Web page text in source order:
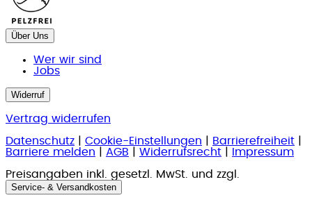
Über Uns
Wer wir sind
Jobs
Widerruf
Vertrag widerrufen
Datenschutz
Cookie-Einstellungen Barrierefreiheit
Barriere melden
AGB Widerrufsrecht
Impressum
Preisangaben inkl. gesetzl. MwSt. und zzgl.
Service- & Versandkosten